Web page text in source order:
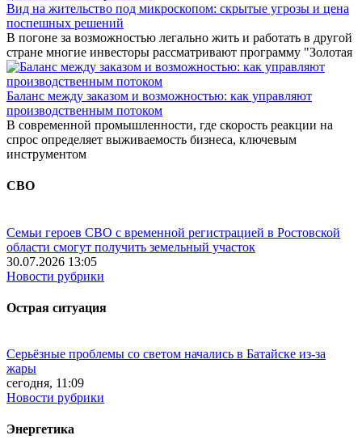
Вид на жительство под микроскопом: скрытые угрозы и цена
поспешных решений
В погоне за возможностью легально жить и работать в другой
стране многие инвесторы рассматривают программу "Золотая
Баланс между заказом и возможностью: как управляют
производственным потоком
В современной промышленности, где скорость реакции на
спрос определяет выживаемость бизнеса, ключевым
инструментом
СВО
Семьи героев СВО с временной регистрацией в Ростовской
области смогут получить земельный участок
30.07.2026 13:05
Новости рубрики
Острая ситуация
Серьёзные проблемы со светом начались в Батайске из-за
жары
сегодня, 11:09
Новости рубрики
Энергетика